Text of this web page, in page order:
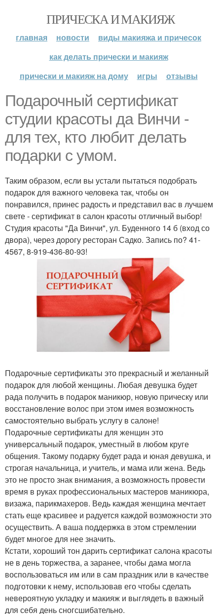
ПРИЧЕСКА И МАКИЯЖ
главная новости
виды макияжа и причесок
как делать прически и макияж
прически и макияж на дому
игры отзывы
Подарочный сертификат
студии красоты да Винчи -
для тех, кто любит делать
подарки с умом.
Таким образом, если вы устали пытаться подобрать
подарок для важного человека так, чтобы он
понравился, принес радость и представил вас в лучшем
свете - сертификат в салон красоты отличный выбор!
Студия красоты "Да Винчи", ул. Буденного 14 б (вход со
двора), через дорогу ресторан Садко. Запись по? 41-
4567, 8-919-436-80-93!
Подарочные сертификаты это прекрасный и желанный
подарок для любой женщины. Любая девушка будет
рада получить в подарок маникюр, новую прическу или
восстановление волос при этом имея возможность
самостоятельно выбрать услугу в салоне!
Подарочные сертификаты для женщин это
универсальный подарок, уместный в любом круге
общения. Такому подарку будет рада и юная девушка, и
строгая начальница, и учитель, и мама или жена. Ведь
это не просто знак внимания, а возможность провести
время в руках профессиональных мастеров маникюра,
визажа, парикмахеров. Ведь каждая женщина мечтает
стать еще красивее и радуется каждой возможности это
осуществить. А ваша поддержка в этом стремлении
будет многое для нее значить.
Кстати, хороший тон дарить сертификат салона красоты
не в день торжества, а заранее, чтобы дама могла
воспользоваться им или в сам праздник или в качестве
подготовки к нему, использовав его чтобы сделать
невероятную укладку и макияж и выглядеть в важный
для себя день сногсшибательно.